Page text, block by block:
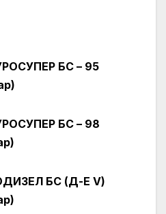
БС – 95
БС – 98
БС (Д-Е V)